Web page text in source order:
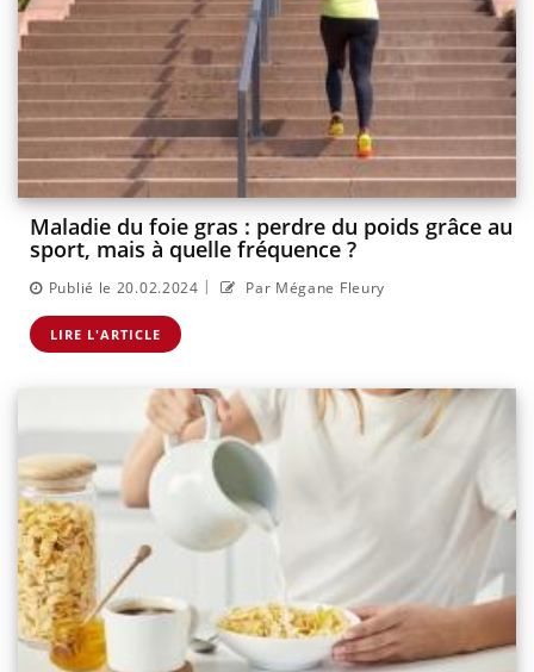
Maladie du foie gras : perdre du poids grâce au
sport, mais à quelle fréquence ?
Publié le 20.02.2024 | Par Mégane Fleury
LIRE L'ARTICLE